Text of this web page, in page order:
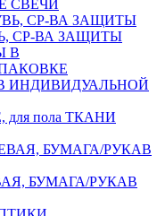
СВЕЧИ
СР-ВА ЗАЩИТЫ
ИНДИВИДУАЛЬНОЙ
ТКАНИ
БУМАГА/РУКАВ